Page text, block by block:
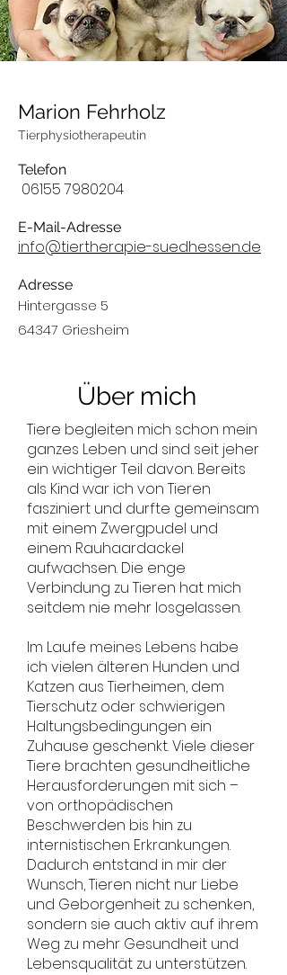
Marion Fehrholz
Tierphysiotherapeutin
Telefon
06155 7980204
E-Mail-Adresse
info@tiertherapie-suedhessen.de
Adresse
Hintergasse 5
64347 Griesheim
Über mich
Tiere begleiten mich schon mein
ganzes Leben und sind seit jeher
ein wichtiger Teil davon. Bereits
als Kind war ich von Tieren
fasziniert und durfte gemeinsam
mit einem Zwergpudel und
einem Rauhaardackel
aufwachsen. Die enge
Verbindung zu Tieren hat mich
seitdem nie mehr losgelassen.
Im Laufe meines Lebens habe
ich vielen älteren Hunden und
Katzen aus Tierheimen, dem
Tierschutz oder schwierigen
Haltungsbedingungen ein
Zuhause geschenkt. Viele dieser
Tiere brachten gesundheitliche
Herausforderungen mit sich –
von orthopädischen
Beschwerden bis hin zu
internistischen Erkrankungen.
Dadurch entstand in mir der
Wunsch, Tieren nicht nur Liebe
und Geborgenheit zu schenken,
sondern sie auch aktiv auf ihrem
Weg zu mehr Gesundheit und
Lebensqualität zu unterstützen.